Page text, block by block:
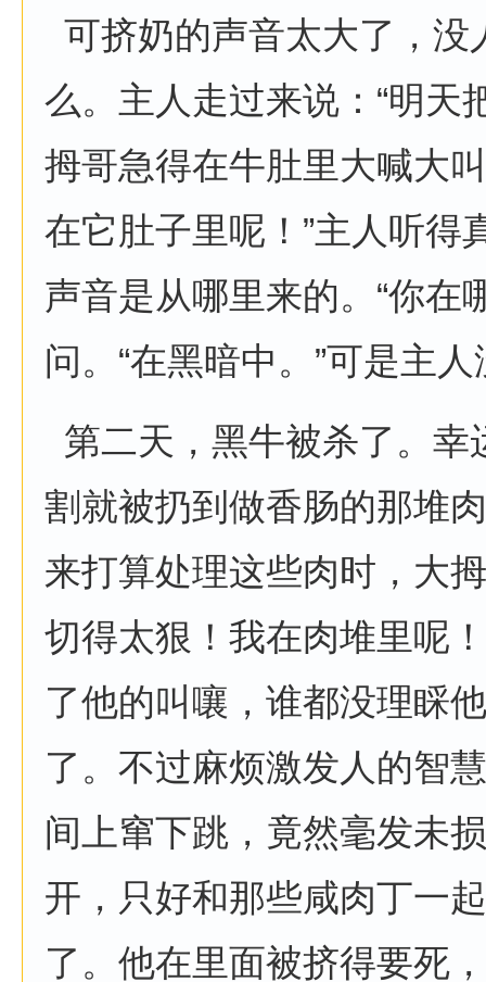
可挤奶的声音太大了，没
么。主人走过来说：“明天
拇哥急得在牛肚里大喊大
在它肚子里呢！”主人听得
声音是从哪里来的。“你在
问。“在黑暗中。”可是主
第二天，黑牛被杀了。幸
割就被扔到做香肠的那堆
来打算处理这些肉时，大
切得太狠！我在肉堆里呢
了他的叫嚷，谁都没理睬
了。不过麻烦激发人的智
间上窜下跳，竟然毫发未
开，只好和那些咸肉丁一
了。他在里面被挤得要死